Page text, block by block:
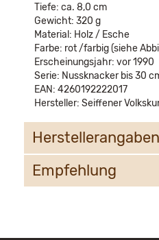
Tiefe: ca. 8,0 cm
Gewicht: 320 g
Material: Holz / Esche
Farbe: rot /farbig (siehe
Erscheinungsjahr: vor 1990
Serie: Nussknacker bis 30
EAN: 4260192222017
Hersteller: Seiffener
Herstellerangaben
Seiffener Volkskunst eG
Empfehlung